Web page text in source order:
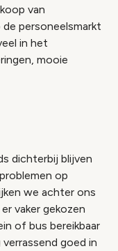
van
personeelsmarkt
in het
mooie
dichterbij blijven
op
we achter ons
vaker gekozen
of bus bereikbaar
goed in